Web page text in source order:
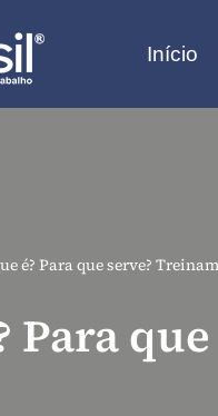
Início
é? Para que serve?
Para